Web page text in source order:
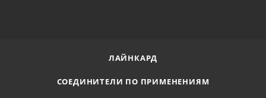
ЛАЙНКАРД
СОЕДИНИТЕЛИ ПО ПРИМЕНЕНИЯМ